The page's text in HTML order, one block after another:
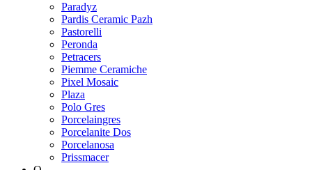
Paradyz
Pardis Ceramic Pazh
Pastorelli
Peronda
Petracers
Piemme Ceramiche
Pixel Mosaic
Plaza
Polo Gres
Porcelaingres
Porcelanite Dos
Porcelanosa
Prissmacer